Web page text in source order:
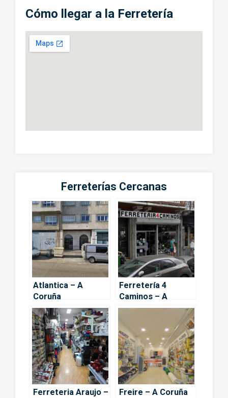
Cómo llegar a la Ferretería
Ferreterías Cercanas
Atlantica – A
Coruña
Ferretería 4
Caminos – A
Coruña
Ferreteria Araujo –
Freire – A Coruña